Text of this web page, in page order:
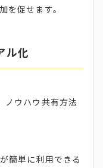
を促せます。
ル化
ノウハウ共有方法
簡単に利用できる